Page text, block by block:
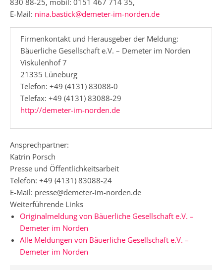
830 88-25, mobil: 0151 467 714 35,
E-Mail: nina.bastick@demeter-im-norden.de
Firmenkontakt und Herausgeber der Meldung:
Bäuerliche Gesellschaft e.V. – Demeter im Norden
Viskulenhof 7
21335 Lüneburg
Telefon: +49 (4131) 83088-0
Telefax: +49 (4131) 83088-29
http://demeter-im-norden.de
Ansprechpartner:
Katrin Porsch
Presse und Öffentlichkeitsarbeit
Telefon: +49 (4131) 83088-24
E-Mail: presse@demeter-im-norden.de
Weiterführende Links
Originalmeldung von Bäuerliche Gesellschaft e.V. –
Demeter im Norden
Alle Meldungen von Bäuerliche Gesellschaft e.V. –
Demeter im Norden